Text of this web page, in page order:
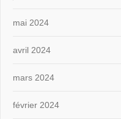
mai 2024
avril 2024
mars 2024
février 2024